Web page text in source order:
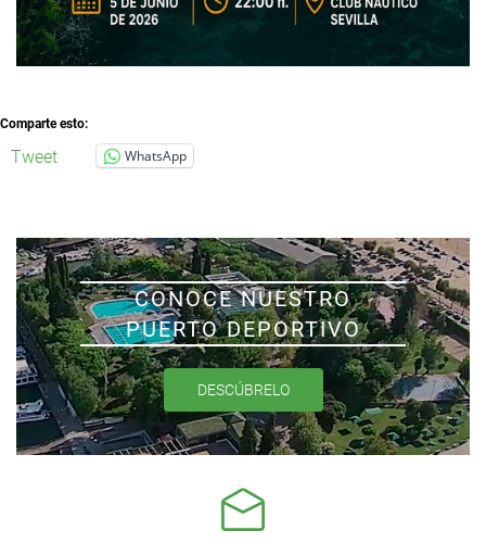
Comparte esto:
Tweet WhatsApp
CONOCE NUESTRO
PUERTO DEPORTIVO
DESCÚBRELO